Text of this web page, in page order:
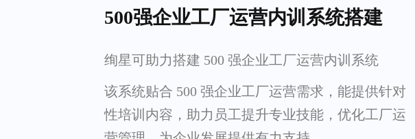
500强企业工厂运营内训系统搭建
绚星可助力搭建 500 强企业工厂运营内训系统
该系统贴合 500 强企业工厂运营需求，能提供针对
性培训内容，助力员工提升专业技能，优化工厂运